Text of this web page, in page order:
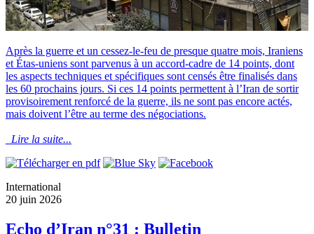
Après la guerre et un cessez-le-feu de presque quatre mois, Iraniens
et Étas-uniens sont parvenus à un accord-cadre de 14 points, dont
les aspects techniques et spécifiques sont censés être finalisés dans
les 60 prochains jours. Si ces 14 points permettent à l’Iran de sortir
provisoirement renforcé de la guerre, ils ne sont pas encore actés,
mais doivent l’être au terme des négociations.
Lire la suite...
International
20 juin 2026
Echo d’Iran n°31 : Bulletin